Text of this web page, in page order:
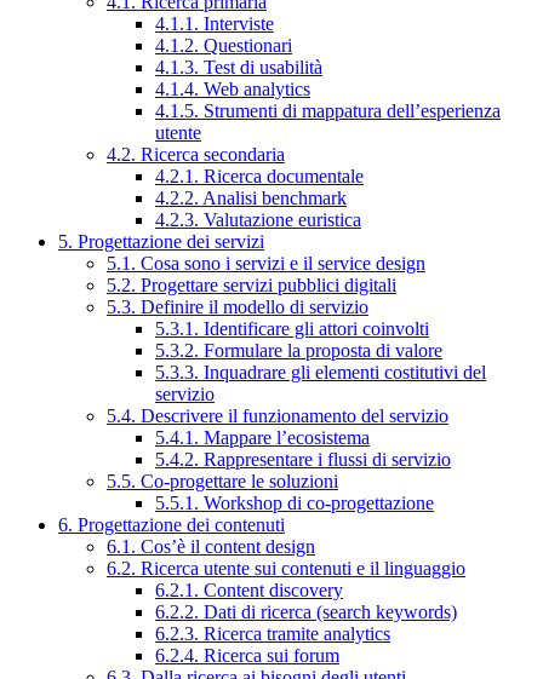
4.1.1. Interviste
4.1.2. Questionari
4.1.3. Test di usabilità
4.1.4. Web analytics
4.1.5. Strumenti di mappatura dell’esperienza
utente
4.2. Ricerca secondaria
4.2.1. Ricerca documentale
4.2.2. Analisi benchmark
4.2.3. Valutazione euristica
5. Progettazione dei servizi
5.1. Cosa sono i servizi e il service design
5.2. Progettare servizi pubblici digitali
5.3. Definire il modello di servizio
5.3.1. Identificare gli attori coinvolti
5.3.2. Formulare la proposta di valore
5.3.3. Inquadrare gli elementi costitutivi del
servizio
5.4. Descrivere il funzionamento del servizio
5.4.1. Mappare l’ecosistema
5.4.2. Rappresentare i flussi di servizio
5.5. Co-progettare le soluzioni
5.5.1. Workshop di co-progettazione
6. Progettazione dei contenuti
6.1. Cos’è il content design
6.2. Ricerca utente sui contenuti e il linguaggio
6.2.1. Content discovery
6.2.2. Dati di ricerca (search keywords)
6.2.3. Ricerca tramite analytics
6.2.4. Ricerca sui forum